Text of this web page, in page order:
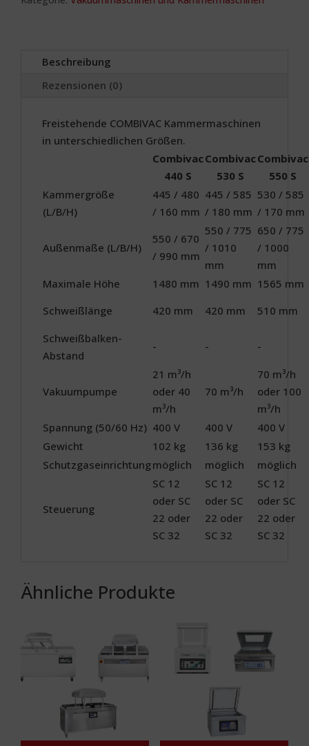
Beschreibung
Rezensionen (0)
Freistehende COMBIVAC Kammermaschinen
in unterschiedlichen Größen.
Combivac
440 S
Combivac
530 S
Combivac
550 S
Kammergröße
(L/B/H)
445 / 480
/ 160 mm
445 / 585
/ 180 mm
530 / 585
/ 170 mm
Außenmaße (L/B/H)
550 / 670
/ 990 mm
550 / 775
/ 1010
mm
650 / 775
/ 1000
mm
Maximale Höhe
1480 mm 1490 mm 1565 mm
Schweißlänge
420 mm 420 mm
510 mm
Schweißbalken-
Abstand
- - -
Vakuumpumpe
21 m³/h
oder 40
m³/h
70 m³/h
70 m³/h
oder 100
m³/h
Spannung (50/60 Hz) 400 V 400 V
400 V
Gewicht
102 kg 136 kg
153 kg
Schutzgaseinrichtungmöglich möglich möglich
Steuerung
SC 12
oder SC
22 oder
SC 32
SC 12
oder SC
22 oder
SC 32
SC 12
oder SC
22 oder
SC 32
Ähnliche Produkte